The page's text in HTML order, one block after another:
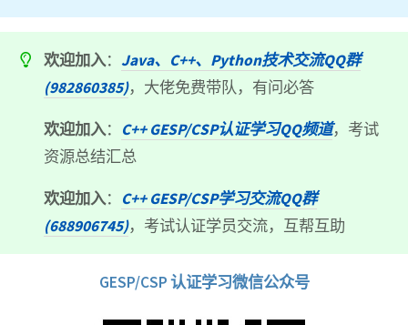
欢迎加入： Java、C++、Python技术交流QQ群
(982860385)，大佬免费带队，有问必答
欢迎加入： C++ GESP/CSP认证学习QQ频道，考试
资源总结汇总
欢迎加入： C++ GESP/CSP学习交流QQ群
(688906745)，考试认证学员交流，互帮互助
GESP/CSP 认证学习微信公众号